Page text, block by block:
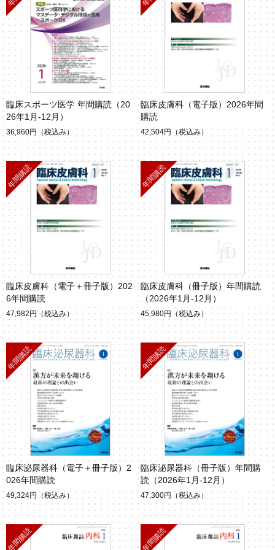
臨床スポーツ医学 年間購読（20
26年1月-12月）
36,960円 （税込み）
臨床皮膚科（電子版）2026年間
購読
42,504円 （税込み）
臨床皮膚科（電子＋冊子版）202
6年間購読
47,982円 （税込み）
臨床皮膚科（冊子版）年間購読
（2026年1月-12月）
45,980円 （税込み）
臨床泌尿器科（電子＋冊子版）2
026年間購読
49,324円 （税込み）
臨床泌尿器科（冊子版）年間購
読（2026年1月-12月）
47,300円 （税込み）